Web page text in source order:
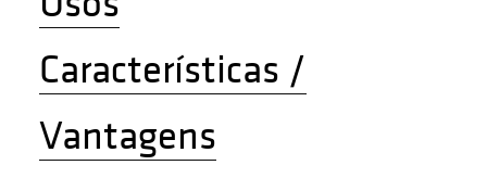
Características /
Vantagens